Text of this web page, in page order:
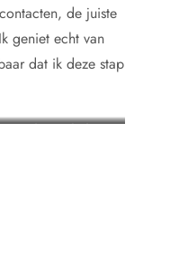
de juiste
geniet echt van
dat ik deze stap
aan het werk als